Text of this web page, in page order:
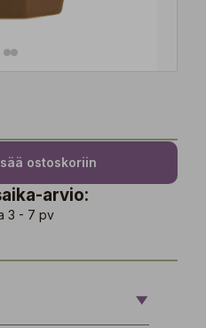
ostoskoriin
arvio:
3 - 7 pv